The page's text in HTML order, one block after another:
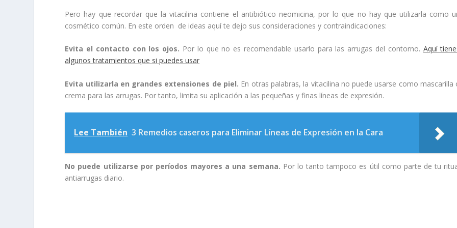
Pero hay que recordar que la vitacilina contiene el antibiótico neomicina, por lo que no hay que utilizarla como
cosmético común. En este orden de ideas aquí te dejo sus consideraciones y contraindicaciones:
Evita el contacto con los ojos. Por lo que no es recomendable usarlo para las arrugas del contorno. Aquí
algunos tratamientos que si puedes usar
Evita utilizarla en grandes extensiones de piel. En otras palabras, la vitacilina no puede usarse como mascarilla
crema para las arrugas. Por tanto, limita su aplicación a las pequeñas y finas líneas de expresión.
Lee También 3 Remedios caseros para Eliminar Líneas de Expresión en la Cara
No puede utilizarse por períodos mayores a una semana. Por lo tanto tampoco es útil como parte de tu
antiarrugas diario.